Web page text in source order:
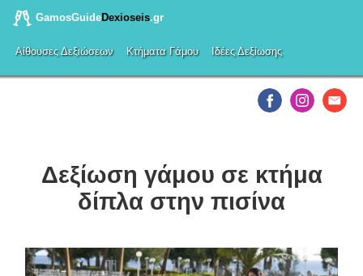
GamosGuideDexioseis.gr
Αίθουσες Δεξιώσεων Κτήματα Γάμου Ιδέες Δεξίωσης
Δεξίωση γάμου σε κτήμα
δίπλα στην πισίνα